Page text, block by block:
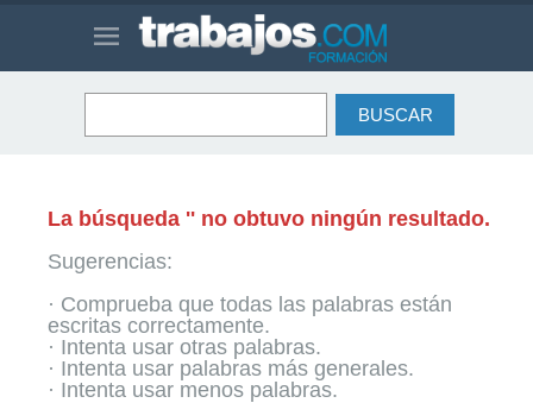
La búsqueda '' no obtuvo ningún resultado.
Sugerencias:
· Comprueba que todas las palabras están
escritas correctamente.
· Intenta usar otras palabras.
· Intenta usar palabras más generales.
· Intenta usar menos palabras.